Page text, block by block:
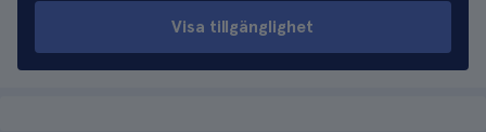
Visa tillgänglighet